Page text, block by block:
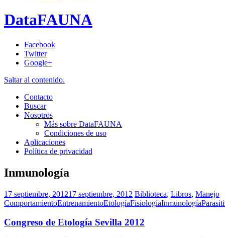
DataFAUNA
Facebook
Twitter
Google+
Saltar al contenido.
Contacto
Buscar
Nosotros
Más sobre DataFAUNA
Condiciones de uso
Aplicaciones
Política de privacidad
Inmunología
17 septiembre, 201217 septiembre, 2012 Biblioteca, Libros, Manejo
ComportamientoEntrenamientoEtologíaFisiologíaInmunología
Congreso de Etología Sevilla 2012